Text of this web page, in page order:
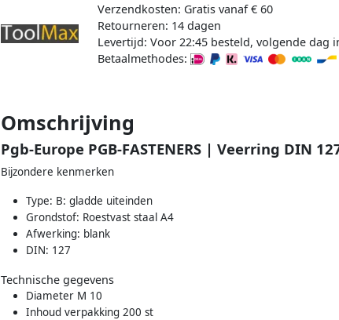
Verzendkosten: Gratis vanaf € 60
Retourneren: 14 dagen
Levertijd: Voor 22:45 besteld, volgende dag
Betaalmethodes:
Omschrijving
Pgb-Europe PGB-FASTENERS | Veerring DIN
Bijzondere kenmerken
Type: B: gladde uiteinden
Grondstof: Roestvast staal A4
Afwerking: blank
DIN: 127
Technische gegevens
Diameter M 10
Inhoud verpakking 200 st